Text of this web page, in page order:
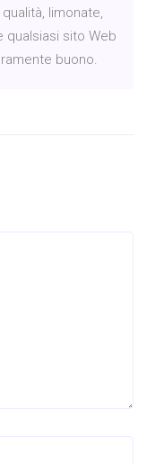
limonate,
qualsiasi sito Web
buono.